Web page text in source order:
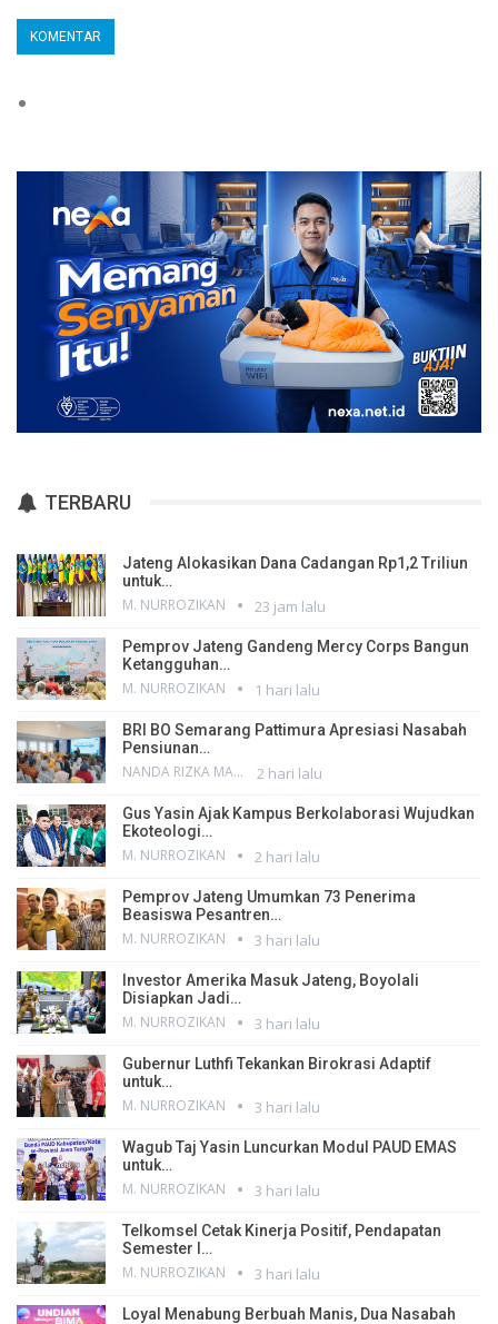
TERBARU
Jateng Alokasikan Dana Cadangan Rp1,2 Triliun
untuk…
M. NURROZIKAN 23 jam lalu
Pemprov Jateng Gandeng Mercy Corps Bangun
Ketangguhan…
M. NURROZIKAN 1 hari lalu
BRI BO Semarang Pattimura Apresiasi Nasabah
Pensiunan…
NANDA RIZKA MAHENDRA 2 hari lalu
Gus Yasin Ajak Kampus Berkolaborasi Wujudkan
Ekoteologi…
M. NURROZIKAN 2 hari lalu
Pemprov Jateng Umumkan 73 Penerima
Beasiswa Pesantren…
M. NURROZIKAN 3 hari lalu
Investor Amerika Masuk Jateng, Boyolali
Disiapkan Jadi…
M. NURROZIKAN 3 hari lalu
Gubernur Luthfi Tekankan Birokrasi Adaptif
untuk…
M. NURROZIKAN 3 hari lalu
Wagub Taj Yasin Luncurkan Modul PAUD EMAS
untuk…
M. NURROZIKAN 3 hari lalu
Telkomsel Cetak Kinerja Positif, Pendapatan
Semester I…
M. NURROZIKAN 3 hari lalu
Loyal Menabung Berbuah Manis, Dua Nasabah